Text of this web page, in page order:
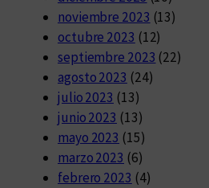
noviembre 2023 (13)
octubre 2023 (12)
septiembre 2023 (22)
agosto 2023 (24)
julio 2023 (13)
junio 2023 (13)
mayo 2023 (15)
marzo 2023 (6)
febrero 2023 (4)